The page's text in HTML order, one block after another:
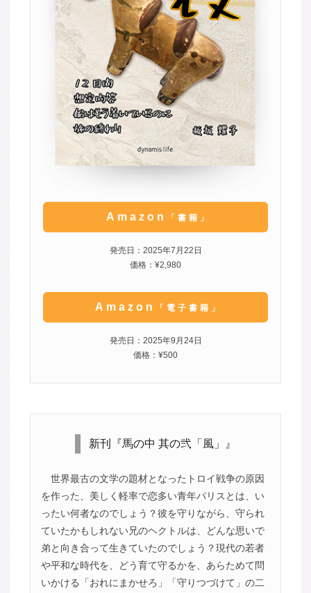
Amazon 「書籍」
発売日：2025年7月22日
価格：¥2,980
Amazon 「電子書籍」
発売日：2025年9月24日
価格：¥500
新刊『馬の中 其の弐「風」』
世界最古の文学の題材となったトロイ戦争の原因
を作った、美しく軽率で恋多い青年パリスとは、い
ったい何者なのでしょう？彼を守りながら、守られ
ていたかもしれない兄のヘクトルは、どんな思いで
弟と向き合って生きていたのでしょう？現代の若者
や平和な時代を、どう育て守るかを、あらためて問
いかける「おれにまかせろ」「守りつづけて」の二